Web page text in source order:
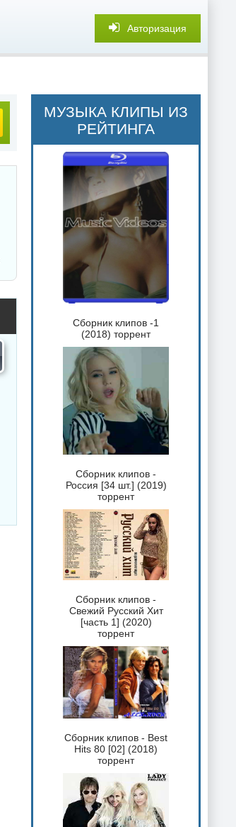
Авторизация
МУЗЫКА КЛИПЫ ИЗ
РЕЙТИНГА
Сборник клипов -1
(2018) торрент
Сборник клипов -
Россия [34 шт.] (2019)
торрент
Сборник клипов -
Свежий Русский Хит
[часть 1] (2020)
торрент
Сборник клипов - Best
Hits 80 [02] (2018)
торрент